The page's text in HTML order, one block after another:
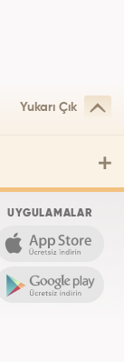
Yukarı Çık
UYGULAMALAR